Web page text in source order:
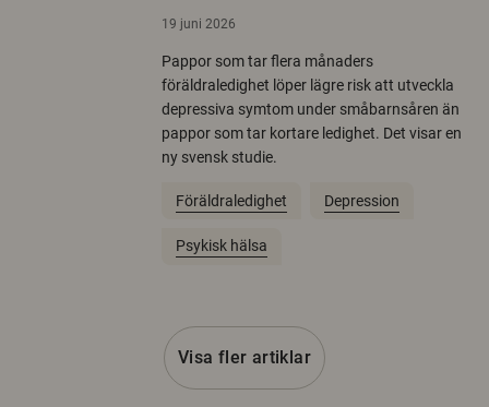
19 juni 2026
Pappor som tar flera månaders
föräldraledighet löper lägre risk att utveckla
depressiva symtom under småbarnsåren än
pappor som tar kortare ledighet. Det visar en
ny svensk studie.
Föräldraledighet Depression
Psykisk hälsa
Visa fler artiklar